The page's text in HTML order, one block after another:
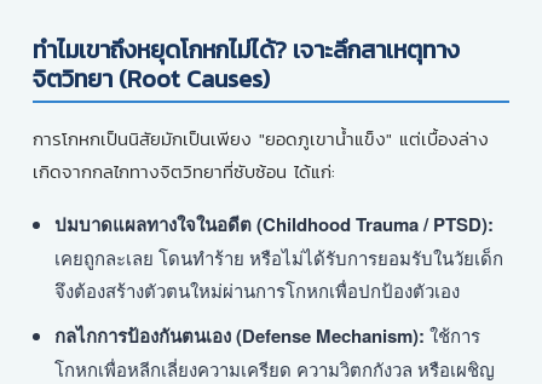
ทำไมเขาถึงหยุดโกหกไม่ได้? เจาะลึกสาเหตุทาง
จิตวิทยา (Root Causes)
การโกหกเป็นนิสัยมักเป็นเพียง "ยอดภูเขาน้ำแข็ง" แต่เบื้องล่าง
เกิดจากกลไกทางจิตวิทยาที่ซับซ้อน ได้แก่:
ปมบาดแผลทางใจในอดีต (Childhood Trauma / PTSD):
เคยถูกละเลย โดนทำร้าย หรือไม่ได้รับการยอมรับในวัยเด็ก
จึงต้องสร้างตัวตนใหม่ผ่านการโกหกเพื่อปกป้องตัวเอง
กลไกการป้องกันตนเอง (Defense Mechanism): ใช้การ
โกหกเพื่อหลีกเลี่ยงความเครียด ความวิตกกังวล หรือเผชิญ